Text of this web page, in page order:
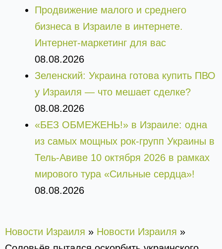
Продвижение малого и среднего
бизнеса в Израиле в интернете.
Интернет-маркетинг для вас
08.08.2026
Зеленский: Украина готова купить ПВО
у Израиля — что мешает сделке?
08.08.2026
«БЕЗ ОБМЕЖЕНЬ!» в Израиле: одна
из самых мощных рок-групп Украины в
Тель-Авиве 10 октября 2026 в рамках
мирового тура «Сильные сердца»!
08.08.2026
Новости Израиля » Новости Израиля »